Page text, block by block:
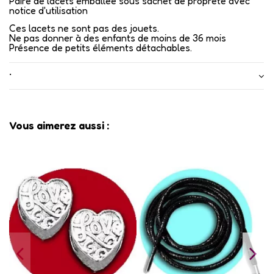
notice d'utilisation
Ces lacets ne sont pas des jouets.
Ne pas donner à des enfants de moins de 36 mois
Présence de petits éléments détachables.
•
Vous aimerez aussi :